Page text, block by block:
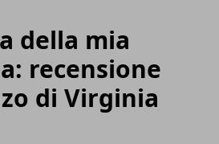
della mia
recensione
di Virginia